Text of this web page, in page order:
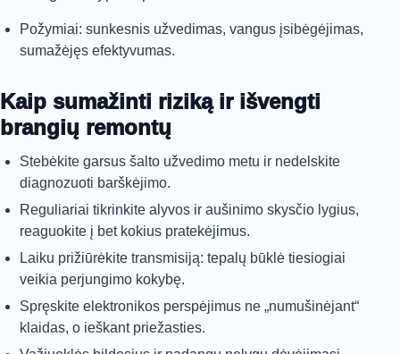
Požymiai: sunkesnis užvedimas, vangus įsibėgėjimas,
sumažėjęs efektyvumas.
Kaip sumažinti riziką ir išvengti
brangių remontų
Stebėkite garsus šalto užvedimo metu ir nedelskite
diagnozuoti barškėjimo.
Reguliariai tikrinkite alyvos ir aušinimo skysčio lygius,
reaguokite į bet kokius pratekėjimus.
Laiku prižiūrėkite transmisiją: tepalų būklė tiesiogiai
veikia perjungimo kokybę.
Spręskite elektronikos perspėjimus ne „numušinėjant“
klaidas, o ieškant priežasties.